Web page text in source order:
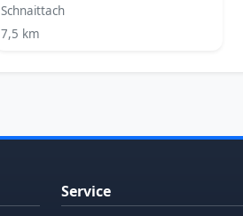
Schnaittach
7,5 km
Service